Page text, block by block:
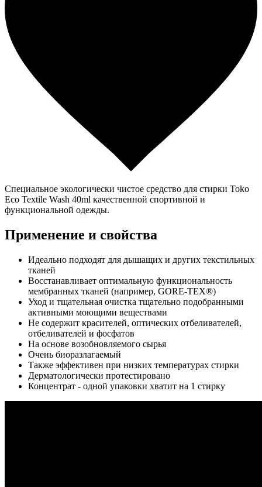
Специальное экологически чистое средство для стирки Toko
Eco Textile Wash 40ml качественной спортивной и
функциональной одежды.
Применение и свойства
Идеально подходят для дышащих и других текстильных
тканей
Восстанавливает оптимальную функциональность
мембранных тканей (например, GORE-TEX®)
Уход и тщательная очистка тщательно подобранными
активными моющими веществами
Не содержит красителей, оптических отбеливателей,
отбеливателей и фосфатов
На основе возобновляемого сырья
Очень биоразлагаемый
Также эффективен при низких температурах стирки
Дерматологически протестировано
Концентрат - одной упаковки хватит на 1 стирку